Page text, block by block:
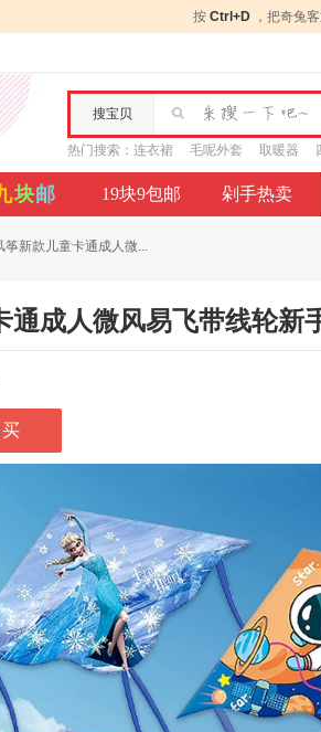
按 Ctrl+D ，把奇兔
搜宝贝
热门搜索： 连衣裙 毛呢外套 取暖器
块邮 19块9包邮 剁手热卖
筝新款儿童卡通成人微...
通成人微风易飞带线轮新